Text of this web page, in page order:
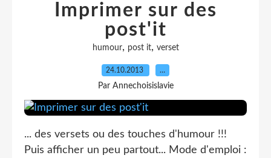
Imprimer sur des
post'it
humour, post it, verset
24.10.2013 …
Par Annechoisislavie
... des versets ou des touches d'humour !!!
Puis afficher un peu partout... Mode d'emploi :